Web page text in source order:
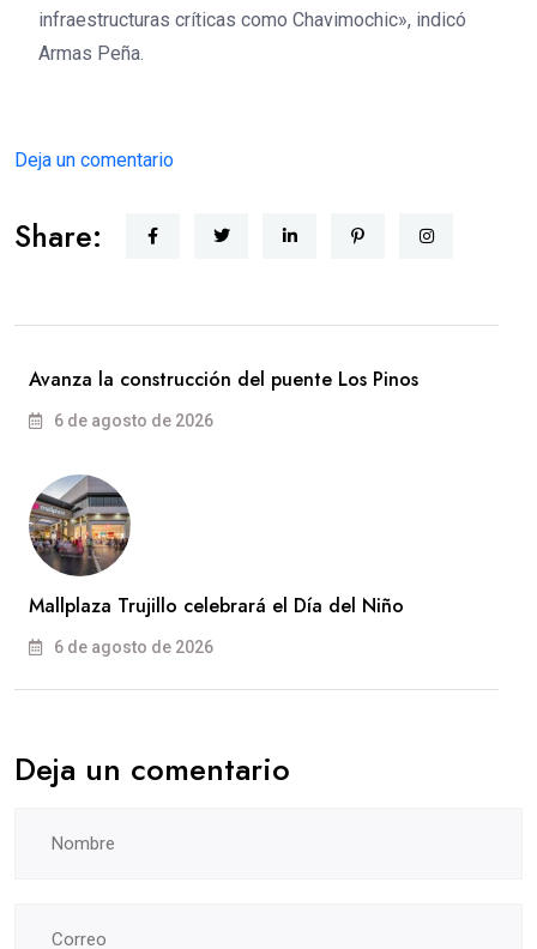
infraestructuras críticas como Chavimochic», indicó
Armas Peña.
Deja un comentario
Share:
Avanza la construcción del puente Los Pinos
6 de agosto de 2026
Mallplaza Trujillo celebrará el Día del Niño
6 de agosto de 2026
Deja un comentario